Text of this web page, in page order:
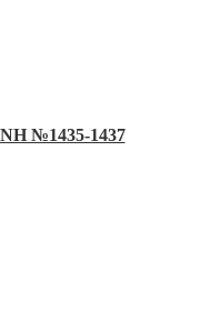
№1435-1437